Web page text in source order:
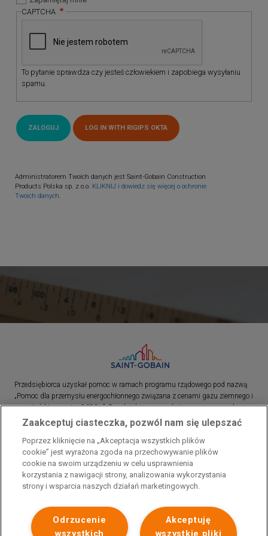
CAPTCHA
To pytanie sprawdza czy jesteś człowiekiem i zapobiega wysyłaniu
spamu.
Administratorem Twoich danych jest Saint-Gobain Construction
Products Polska sp. z o.o. KLIKNIJ i dowiedz się więcej o ochronie
Twoich danych.
Przedsiębiorca uzyskał pomoc w ramach programu rządowego pod nazwą
„Pomoc dla przemysłu energochłonnego związana z cenami gazu ziemnego i
energii elektrycznej w 2023 r.”. Przedsiębiorca uzyskał pomoc w ramach
programu rządowego pod nazwą: „Pomoc dla sektorów energochłonnych
związana z nagłymi wzrostami cen gazu ziemnego i energii elektrycznej w
2022 r.”
Zaakceptuj ciasteczka, pozwól nam się ulepszać
Poprzez kliknięcie na „Akceptacja wszystkich plików
cookie” jest wyrażona zgoda na przechowywanie plików
cookie na swoim urządzeniu w celu usprawnienia
korzystania z nawigacji strony, analizowania wykorzystania
strony i wsparcia naszych działań marketingowych.
Akceptuję
wszystkie pliki
Odrzucenie
wszystkich